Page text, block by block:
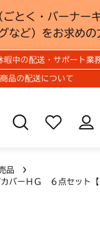
ごとく・バーナー
など）をお求めの
中の配送・サポート業
商品の配送について
品
バーＨＧ ６点セット【